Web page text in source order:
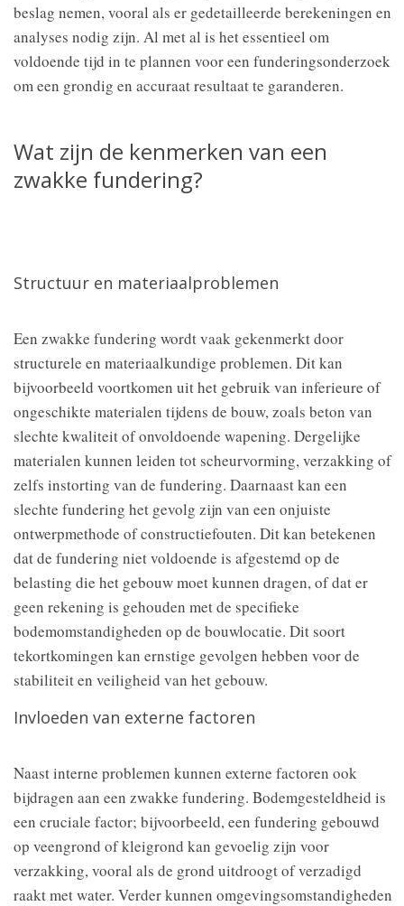
beslag nemen, vooral als er gedetailleerde berekeningen en
analyses nodig zijn. Al met al is het essentieel om
voldoende tijd in te plannen voor een funderingsonderzoek
om een grondig en accuraat resultaat te garanderen.
Wat zijn de kenmerken van een
zwakke fundering?
Structuur en materiaalproblemen
Een zwakke fundering wordt vaak gekenmerkt door
structurele en materiaalkundige problemen. Dit kan
bijvoorbeeld voortkomen uit het gebruik van inferieure of
ongeschikte materialen tijdens de bouw, zoals beton van
slechte kwaliteit of onvoldoende wapening. Dergelijke
materialen kunnen leiden tot scheurvorming, verzakking of
zelfs instorting van de fundering. Daarnaast kan een
slechte fundering het gevolg zijn van een onjuiste
ontwerpmethode of constructiefouten. Dit kan betekenen
dat de fundering niet voldoende is afgestemd op de
belasting die het gebouw moet kunnen dragen, of dat er
geen rekening is gehouden met de specifieke
bodemomstandigheden op de bouwlocatie. Dit soort
tekortkomingen kan ernstige gevolgen hebben voor de
stabiliteit en veiligheid van het gebouw.
Invloeden van externe factoren
Naast interne problemen kunnen externe factoren ook
bijdragen aan een zwakke fundering. Bodemgesteldheid is
een cruciale factor; bijvoorbeeld, een fundering gebouwd
op veengrond of kleigrond kan gevoelig zijn voor
verzakking, vooral als de grond uitdroogt of verzadigd
raakt met water. Verder kunnen omgevingsomstandigheden